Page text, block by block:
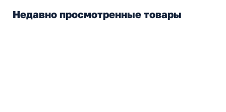
Недавно просмотренные товары